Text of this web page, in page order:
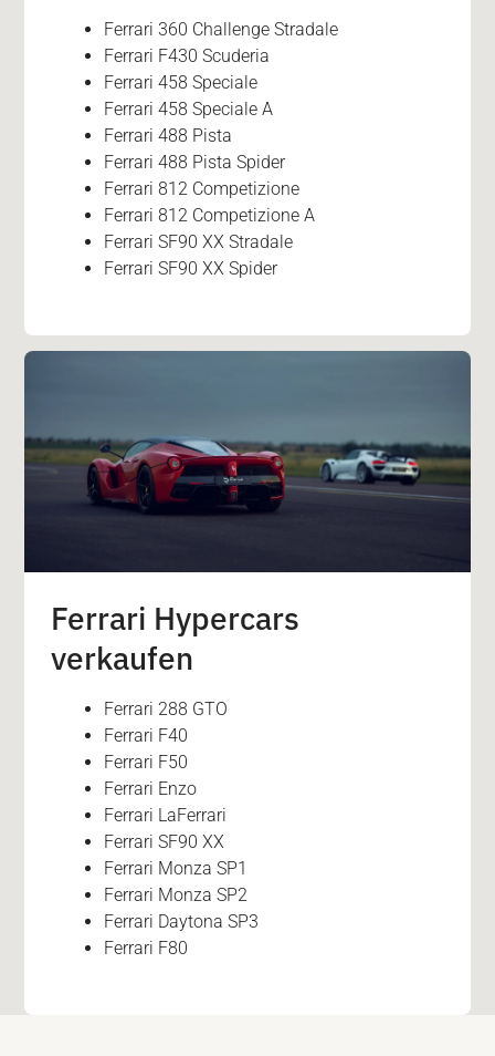
Ferrari 360 Challenge Stradale
Ferrari F430 Scuderia
Ferrari 458 Speciale
Ferrari 458 Speciale A
Ferrari 488 Pista
Ferrari 488 Pista Spider
Ferrari 812 Competizione
Ferrari 812 Competizione A
Ferrari SF90 XX Stradale
Ferrari SF90 XX Spider
Ferrari Hypercars
verkaufen
Ferrari 288 GTO
Ferrari F40
Ferrari F50
Ferrari Enzo
Ferrari LaFerrari
Ferrari SF90 XX
Ferrari Monza SP1
Ferrari Monza SP2
Ferrari Daytona SP3
Ferrari F80